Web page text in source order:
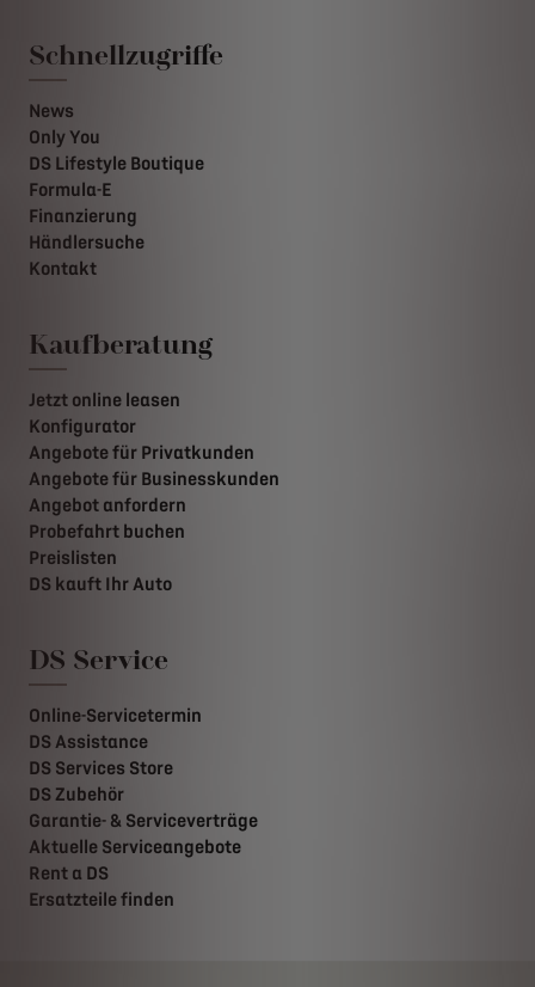
Schnellzugriffe
News
Only You
DS Lifestyle Boutique
Formula-E
Finanzierung
Händlersuche
Kontakt
Kaufberatung
Jetzt online leasen
Konfigurator
Angebote für Privatkunden
Angebote für Businesskunden
Angebot anfordern
Probefahrt buchen
Preislisten
DS kauft Ihr Auto
DS Service
Online-Servicetermin
DS Assistance
DS Services Store
DS Zubehör
Garantie- & Serviceverträge
Aktuelle Serviceangebote
Rent a DS
Ersatzteile finden